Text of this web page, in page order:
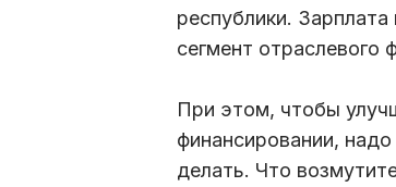
республики.
сегмент отраслевого
При этом, чтобы
финансировании,
делать. Что